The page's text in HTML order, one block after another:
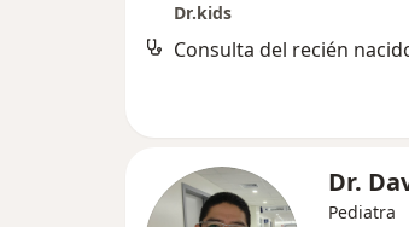
Dr.kids
Consulta del recién
Dr.
Pediatra